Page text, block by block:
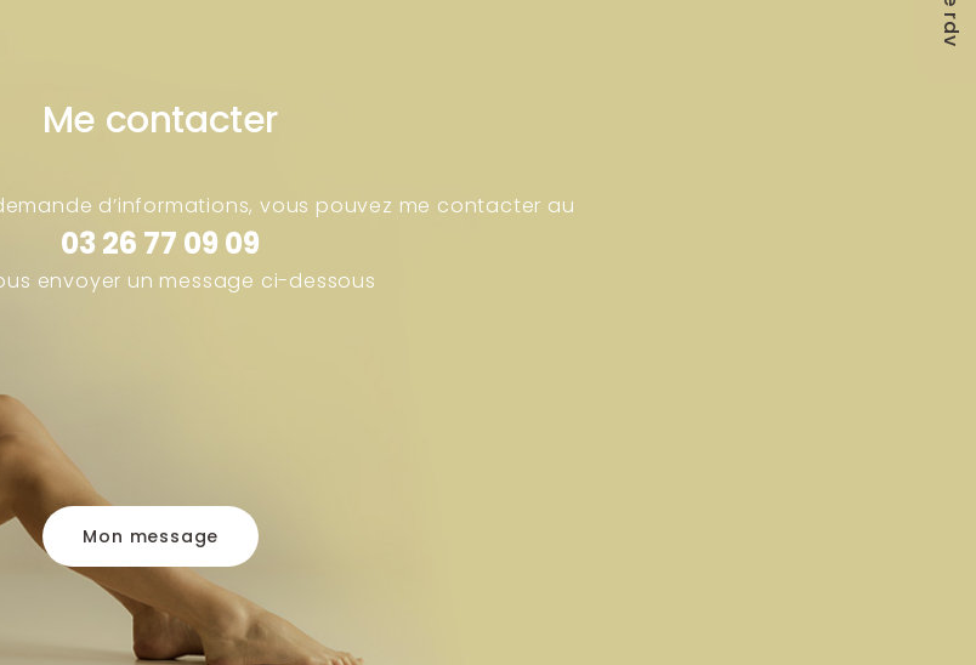
Me contacter
d’informations, vous pouvez me contacter au
03 26 77 09 09
envoyer un message ci-dessous
Mon message